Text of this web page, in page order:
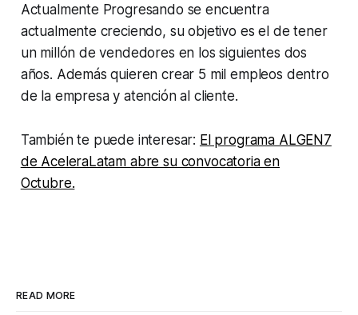
Actualmente Progresando se encuentra
actualmente creciendo, su objetivo es el de tener
un millón de vendedores en los siguientes dos
años. Además quieren crear 5 mil empleos dentro
de la empresa y atención al cliente.
También te puede interesar: El programa ALGEN7
de AceleraLatam abre su convocatoria en
Octubre.
READ MORE